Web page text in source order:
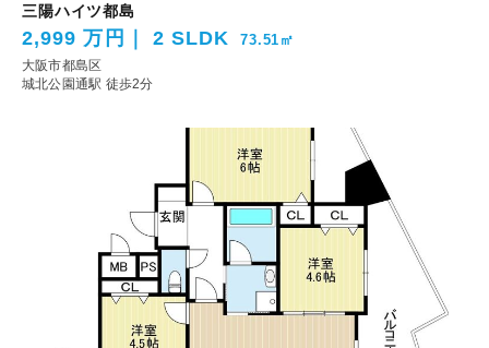
三陽ハイツ都島
2,999 万円 2 SLDK 73.51㎡
大阪市都島区
城北公園通駅 徒歩2分